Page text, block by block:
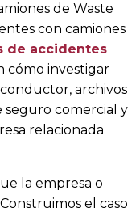
de Waste
con camiones
de accidentes
cómo investigar
archivos
comercial y
relacionada
la empresa o
el caso